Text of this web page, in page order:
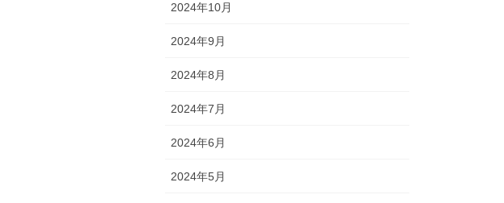
2024年10月
2024年9月
2024年8月
2024年7月
2024年6月
2024年5月